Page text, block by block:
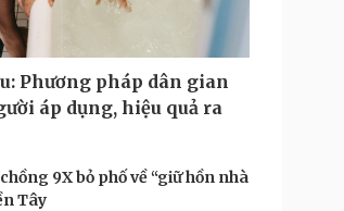
Trải nghiệm
Podcast
Câu chuyện thời sự
Cửa sổ tình yêu
Kể chuyện cho bé
Phương pháp dân gian
áp dụng, hiệu quả ra
9X bỏ phố về “giữ hồn nhà
Tây